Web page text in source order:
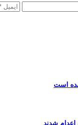
است